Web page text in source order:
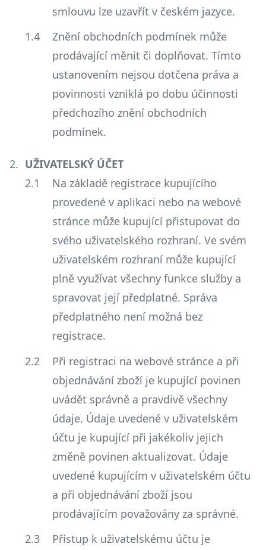
smlouvu lze uzavřít v českém jazyce.
Znění obchodních podmínek může
prodávající měnit či doplňovat. Tímto
ustanovením nejsou dotčena práva a
povinnosti vzniklá po dobu účinnosti
předchozího znění obchodních
podmínek.
UŽIVATELSKÝ ÚČET
Na základě registrace kupujícího
provedené v aplikaci nebo na webové
stránce může kupující přistupovat do
svého uživatelského rozhraní. Ve svém
uživatelském rozhraní může kupující
plně využívat všechny funkce služby a
spravovat její předplatné. Správa
předplatného není možná bez
registrace.
Při registraci na webové stránce a při
objednávání zboží je kupující povinen
uvádět správně a pravdivě všechny
údaje. Údaje uvedené v uživatelském
účtu je kupující při jakékoliv jejich
změně povinen aktualizovat. Údaje
uvedené kupujícím v uživatelském účtu
a při objednávání zboží jsou
prodávajícím považovány za správné.
Přístup k uživatelskému účtu je